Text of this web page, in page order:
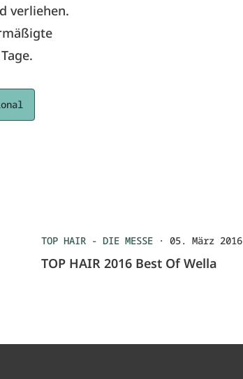
verliehen.
TOP HAIR - DIE MESSE· 05. März 2016
TOP HAIR 2016 Best Of Wella